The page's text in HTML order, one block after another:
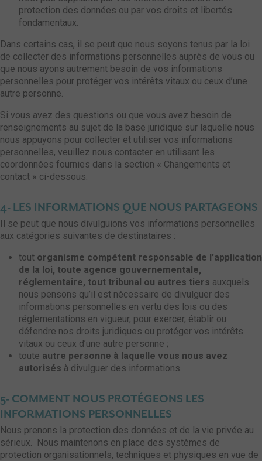
protection des données ou par vos droits et libertés
fondamentaux.
Dans certains cas, il se peut que nous soyons tenus par la loi
de collecter des informations personnelles auprès de vous ou
que nous ayons autrement besoin de vos informations
personnelles pour protéger vos intérêts vitaux ou ceux d’une
autre personne.
Si vous avez des questions ou que vous avez besoin de
renseignements au sujet de la base juridique sur laquelle nous
nous appuyons pour collecter et utiliser vos informations
personnelles, veuillez nous contacter en utilisant les
coordonnées fournies dans la section « Changements et
contact » ci-dessous.
4- LES INFORMATIONS QUE NOUS PARTAGEONS
Il se peut que nous divulguions vos informations personnelles
aux catégories suivantes de destinataires :
tout organisme compétent responsable de l’application
de la loi, toute agence gouvernementale,
réglementaire, tout tribunal ou autres tiers auxquels
nous pensons qu’il est nécessaire de divulguer des
informations personnelles en vertu des lois ou des
réglementations en vigueur, pour exercer, établir ou
défendre nos droits juridiques ou protéger vos intérêts
vitaux ou ceux d’une autre personne ;
toute autre personne à laquelle vous nous avez
autorisés à divulguer des informations.
5- COMMENT NOUS PROTÉGEONS LES
INFORMATIONS PERSONNELLES
Nous prenons la protection des données et de la vie privée au
sérieux. Nous maintenons en place des systèmes de
protection organisationnels, techniques et physiques en vue de